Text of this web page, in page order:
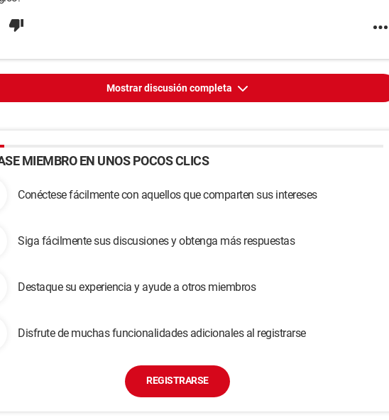
Mostrar discusión completa
MIEMBRO EN UNOS POCOS CLICS
Conéctese fácilmente con aquellos que comparten sus intereses
Siga fácilmente sus discusiones y obtenga más respuestas
Destaque su experiencia y ayude a otros miembros
Disfrute de muchas funcionalidades adicionales al registrarse
REGISTRARSE